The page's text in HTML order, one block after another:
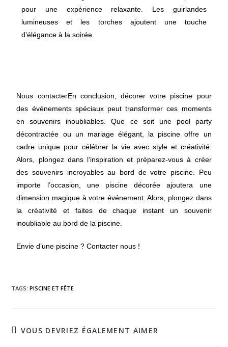
pour une expérience relaxante. Les guirlandes
lumineuses et les torches ajoutent une touche
d’élégance à la soirée.
Nous contacterEn conclusion, décorer votre piscine pour
des événements spéciaux peut transformer ces moments
en souvenirs inoubliables. Que ce soit une pool party
décontractée ou un mariage élégant, la piscine offre un
cadre unique pour célébrer la vie avec style et créativité.
Alors, plongez dans l’inspiration et préparez-vous à créer
des souvenirs incroyables au bord de votre piscine. Peu
importe l’occasion, une piscine décorée ajoutera une
dimension magique à votre événement. Alors, plongez dans
la créativité et faites de chaque instant un souvenir
inoubliable au bord de la piscine.
Envie d’une piscine ? Contacter nous !
TAGS:PISCINE ET FÊTE
VOUS DEVRIEZ ÉGALEMENT AIMER